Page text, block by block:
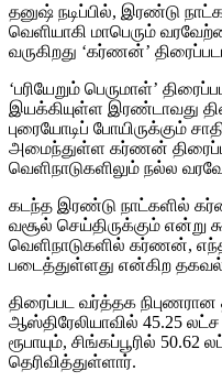
தனுஷ் நடிப்பில், இரண்டு
வெளியாகி மாபெரும்
வருகிறது ‘கர்ணன்’
‘பரியேறும் பெருமாள்’
இயக்கியுள்ள இரண்டாவது
புரையோடிப் போயிருக்கும்
அமைந்துள்ள கர்ணன்
வெளிநாடுகளிலும் நல்ல
கடந்த இரண்டு நாட்களில்
வசூல் செய்திருக்கும் என்று
வெளிநாடுகளில் கர்ணன்,
படைத்துள்ளது என்கிற
திரைப்பட வர்த்தக
ஆஸ்திரேலியாவில் 45.25 லட்ச
ரூபாயும், சிங்கப்பூரில்
தெரிவித்துள்ளார்.